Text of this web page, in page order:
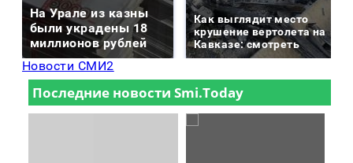
На Урале из казны
были украдены 18
миллионов рублей
Как выглядит место
крушение вертолета на
Кавказе: смотреть
Новости СМИ2